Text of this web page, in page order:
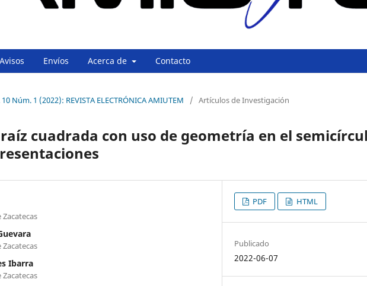
Avisos Envíos Acerca de Contacto
Núm. 1 (2022): REVISTA ELECTRÓNICA AMIUTEM / Artículos de Investigación
cuadrada con uso de geometría en el
Ibarra
PDF HTML
Publicado
2022-06-07